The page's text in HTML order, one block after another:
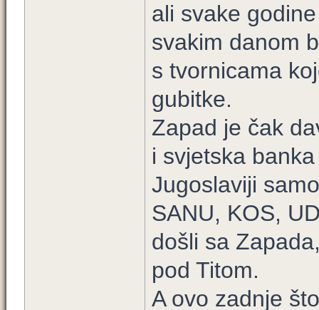
ali svake
svakim danom
s tvornicama
gubitke.
Zapad je čak
i svjetska
Jugoslaviji
SANU, KOS,
došli sa
pod Titom.
A ovo zadnje